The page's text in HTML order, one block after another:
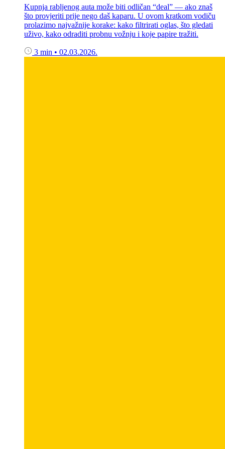
Kupnja rabljenog auta može biti odličan “deal” — ako znaš
što provjeriti prije nego daš kaparu. U ovom kratkom vodiču
prolazimo najvažnije korake: kako filtrirati oglas, što gledati
uživo, kako odraditi probnu vožnju i koje papire tražiti.
3 min • 02.03.2026.